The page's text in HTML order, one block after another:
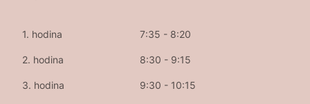
1. hodina 7:35 - 8:20
2. hodina 8:30 - 9:15
3. hodina 9:30 - 10:15